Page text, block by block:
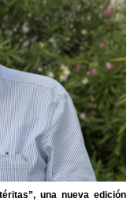
una nueva edición